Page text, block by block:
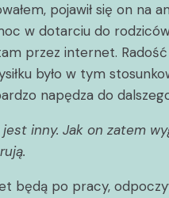
pojawił się on na
w dotarciu do rodziców
przez internet.
było w tym
napędza do
inny. Jak on zatem
będą po pracy,